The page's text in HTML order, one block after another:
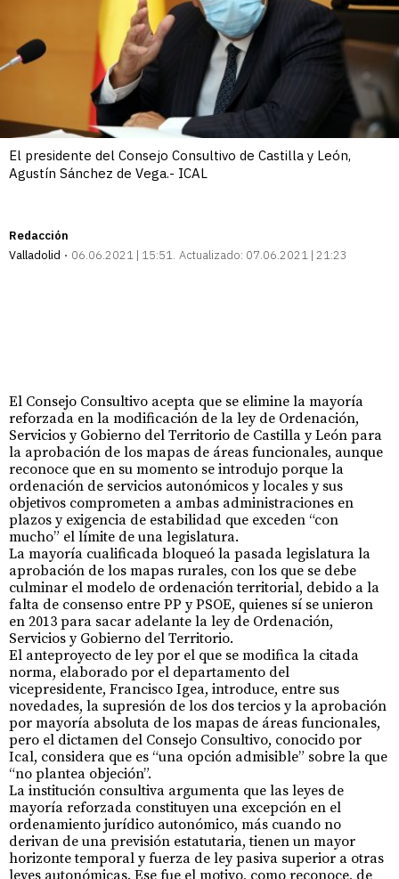
El presidente del Consejo Consultivo de Castilla y León,
Agustín Sánchez de Vega.- ICAL
Redacción
Valladolid
06.06.2021 | 15:51 Actualizado: 07.06.2021 | 21:23
El Consejo Consultivo acepta que se elimine la mayoría
reforzada en la modificación de la ley de Ordenación,
Servicios y Gobierno del Territorio de Castilla y León para
la aprobación de los mapas de áreas funcionales, aunque
reconoce que en su momento se introdujo porque la
ordenación de servicios autonómicos y locales y sus
objetivos comprometen a ambas administraciones en
plazos y exigencia de estabilidad que exceden “con
mucho” el límite de una legislatura.
La mayoría cualificada bloqueó la pasada legislatura la
aprobación de los mapas rurales, con los que se debe
culminar el modelo de ordenación territorial, debido a la
falta de consenso entre PP y PSOE, quienes sí se unieron
en 2013 para sacar adelante la ley de Ordenación,
Servicios y Gobierno del Territorio.
El anteproyecto de ley por el que se modifica la citada
norma, elaborado por el departamento del
vicepresidente, Francisco Igea, introduce, entre sus
novedades, la supresión de los dos tercios y la aprobación
por mayoría absoluta de los mapas de áreas funcionales,
pero el dictamen del Consejo Consultivo, conocido por
Ical, considera que es “una opción admisible” sobre la que
“no plantea objeción”.
La institución consultiva argumenta que las leyes de
mayoría reforzada constituyen una excepción en el
ordenamiento jurídico autonómico, más cuando no
derivan de una previsión estatutaria, tienen un mayor
horizonte temporal y fuerza de ley pasiva superior a otras
leyes autonómicas. Ese fue el motivo, como reconoce, de